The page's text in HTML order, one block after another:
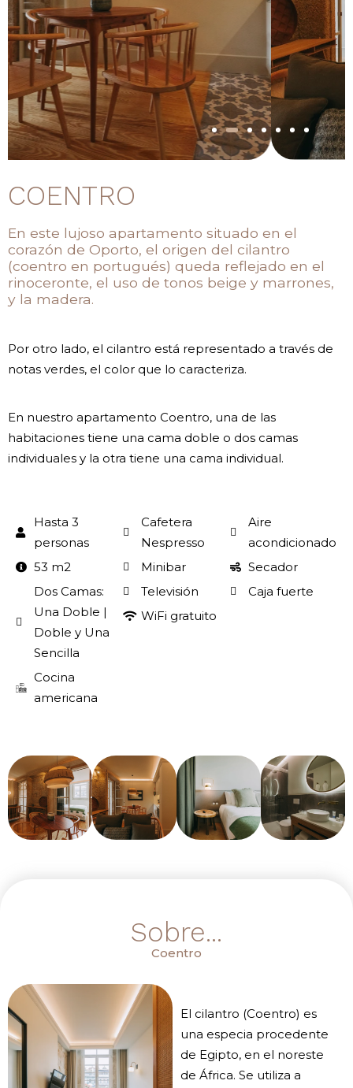
COENTRO
En este lujoso apartamento situado en el
corazón de Oporto, el origen del cilantro
(coentro en portugués) queda reflejado en el
rinoceronte, el uso de tonos beige y marrones,
y la madera.
Por otro lado, el cilantro está representado a través de
notas verdes, el color que lo caracteriza.
En nuestro apartamento Coentro, una de las
habitaciones tiene una cama doble o dos camas
individuales y la otra tiene una cama individual.
Hasta 3
personas
53 m2
Dos Camas:
Una Doble |
Doble y Una
Sencilla
Cocina
americana
Cafetera
Nespresso
Minibar
Televisión
WiFi gratuito
Aire
acondicionado
Secador
Caja fuerte
Sobre...
Coentro
El cilantro (Coentro) es
una especia procedente
de Egipto, en el noreste
de África. Se utiliza a